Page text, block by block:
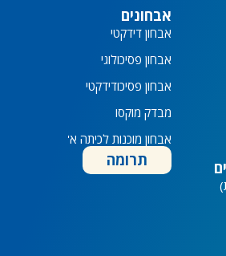
t
a
g
r
m
k
e
d
i
-
i
n
אבחונים
אבחון דידקטי
אבחון פסיכולוגי
אבחון פסיכודידקטי
מבדק מוקסו
אבחון מוכנות לכיתה א'
תרומה